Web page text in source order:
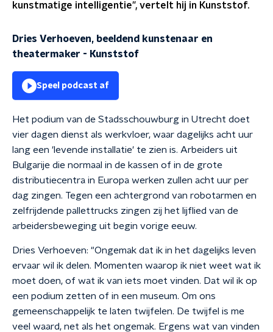
kunstmatige intelligentie", vertelt hij in Kunststof.
Dries Verhoeven, beeldend kunstenaar en
theatermaker - Kunststof
Speel podcast af
Het podium van de Stadsschouwburg in Utrecht doet
vier dagen dienst als werkvloer, waar dagelijks acht uur
lang een 'levende installatie' te zien is. Arbeiders uit
Bulgarije die normaal in de kassen of in de grote
distributiecentra in Europa werken zullen acht uur per
dag zingen. Tegen een achtergrond van robotarmen en
zelfrijdende pallettrucks zingen zij het lijflied van de
arbeidersbeweging uit begin vorige eeuw.
Dries Verhoeven: "Ongemak dat ik in het dagelijks leven
ervaar wil ik delen. Momenten waarop ik niet weet wat ik
moet doen, of wat ik van iets moet vinden. Dat wil ik op
een podium zetten of in een museum. Om ons
gemeenschappelijk te laten twijfelen. De twijfel is me
veel waard, net als het ongemak. Ergens wat van vinden